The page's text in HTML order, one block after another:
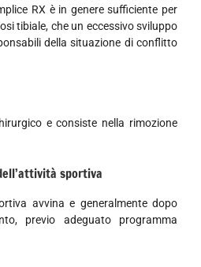
RX è in genere sufficiente per
tibiale, che un eccessivo sviluppo
della situazione di conflitto
e consiste nella rimozione
sportiva
avvina e generalmente dopo
previo adeguato programma